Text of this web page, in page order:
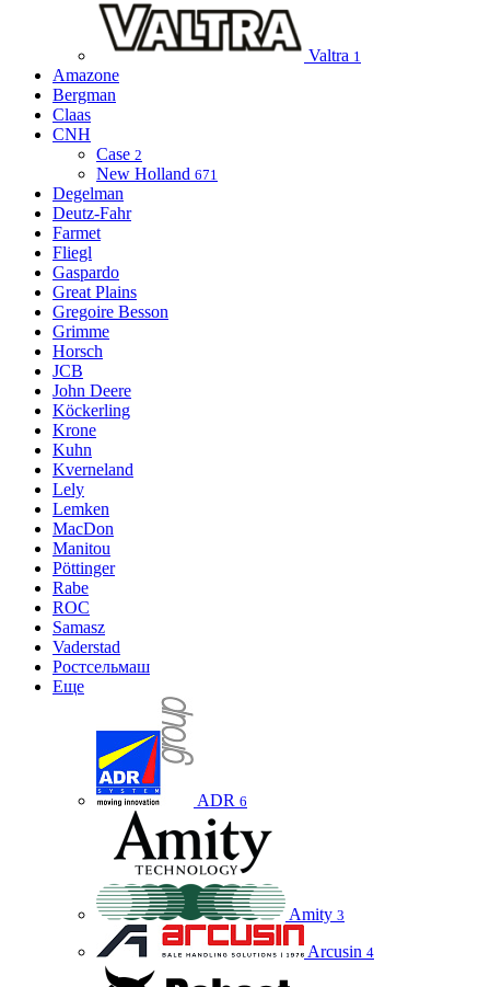
Valtra 1
Amazone
Bergman
Claas
CNH
Case 2
New Holland 671
Degelman
Deutz-Fahr
Farmet
Fliegl
Gaspardo
Great Plains
Gregoire Besson
Grimme
Horsch
JCB
John Deere
Köckerling
Krone
Kuhn
Kverneland
Lely
Lemken
MacDon
Manitou
Pöttinger
Rabe
ROC
Samasz
Vaderstad
Ростсельмаш
Еще
ADR 6
Amity 3
Arcusin 4